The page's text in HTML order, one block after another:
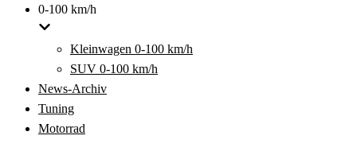
0-100 km/h
Kleinwagen 0-100 km/h
SUV 0-100 km/h
News-Archiv
Tuning
Motorrad